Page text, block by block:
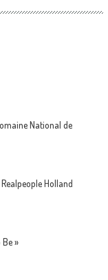
National de
Holland
Be »